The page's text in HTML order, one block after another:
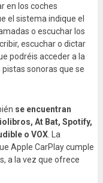
en los coches
el sistema indique el
o escuchar los
escuchar o dictar
podréis acceder a la
sonoras que se
se encuentran
At Bat, Spotify,
o VOX. La
Apple CarPlay cumple
a la vez que ofrece